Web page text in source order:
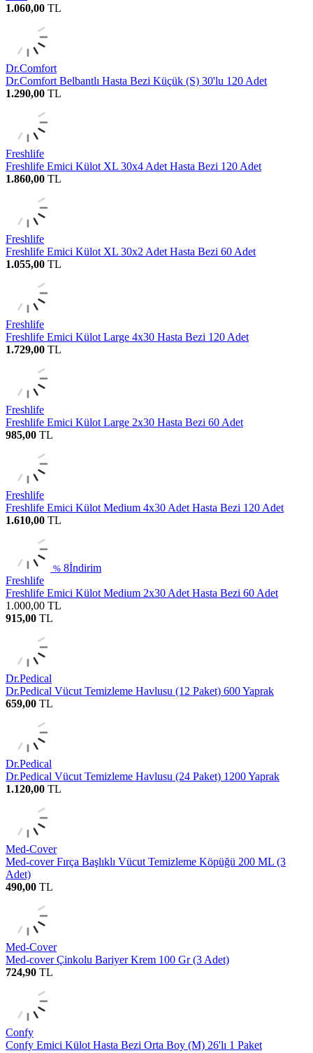
1.060,00 TL
Dr.Comfort
Dr.Comfort Belbantlı Hasta Bezi Küçük (S) 30'lu 120 Adet
1.290,00 TL
Freshlife
Freshlife Emici Külot XL 30x4 Adet Hasta Bezi 120 Adet
1.860,00 TL
Freshlife
Freshlife Emici Külot XL 30x2 Adet Hasta Bezi 60 Adet
1.055,00 TL
Freshlife
Freshlife Emici Külot Large 4x30 Hasta Bezi 120 Adet
1.729,00 TL
Freshlife
Freshlife Emici Külot Large 2x30 Hasta Bezi 60 Adet
985,00 TL
Freshlife
Freshlife Emici Külot Medium 4x30 Adet Hasta Bezi 120 Adet
1.610,00 TL
% 8İndirim
Freshlife
Freshlife Emici Külot Medium 2x30 Adet Hasta Bezi 60 Adet
1.000,00 TL
915,00 TL
Dr.Pedical
Dr.Pedical Vücut Temizleme Havlusu (12 Paket) 600 Yaprak
659,00 TL
Dr.Pedical
Dr.Pedical Vücut Temizleme Havlusu (24 Paket) 1200 Yaprak
1.120,00 TL
Med-Cover
Med-cover Fırça Başlıklı Vücut Temizleme Köpüğü 200 ML (3
Adet)
490,00 TL
Med-Cover
Med-cover Çinkolu Bariyer Krem 100 Gr (3 Adet)
724,90 TL
Confy
Confy Emici Külot Hasta Bezi Orta Boy (M) 26'lı 1 Paket